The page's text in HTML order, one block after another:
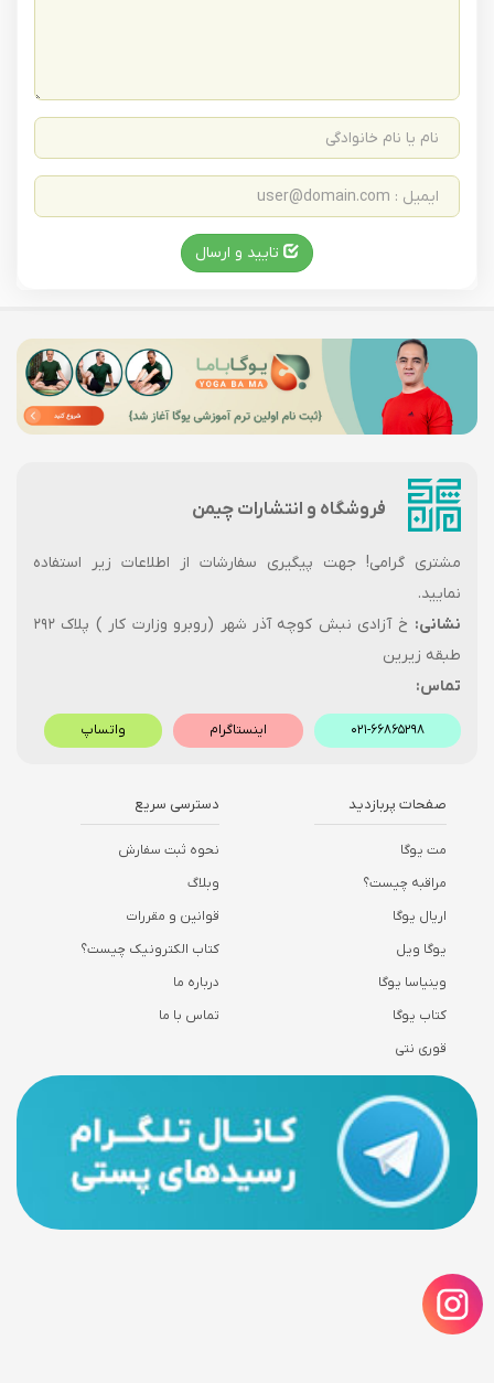
فروشگاه و انتشارات چیمن
مشتری گرامی! جهت پیگیری سفارشات از اطلاعات زیر استفاده
نمایید.
نشانی:
خ آزادی نبش کوچه آذر شهر (روبرو وزارت کار ) پلاک ۲۹۲
طبقه زیرین
تماس:
۰۲۱-۶۶۸۶۵۲۹۸ اینستاگرام واتساپ
صفحات پربازدید
مت یوگا
مراقبه چیست؟
اریال یوگا
یوگا ویل
وینیاسا یوگا
کتاب یوگا
قوری نتی
دسترسی سریع
نحوه ثبت سفارش
وبلاگ
قوانین و مقررات
کتاب الکترونیک چیست؟
درباره ما
تماس با ما